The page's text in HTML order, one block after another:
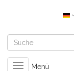
ToggleMenü